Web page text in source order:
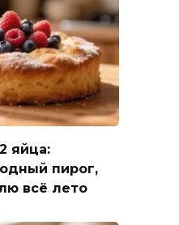
яйца:
пирог,
всё лето